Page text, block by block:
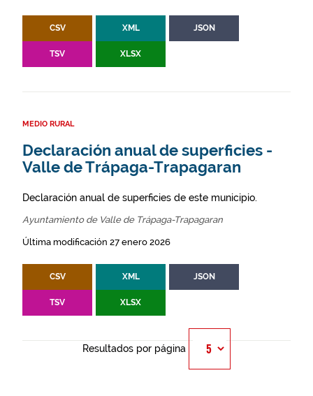
CSV XML JSON
TSV XLSX
MEDIO RURAL
Declaración anual de superficies -
Valle de Trápaga-Trapagaran
Declaración anual de superficies de este municipio.
Ayuntamiento de Valle de Trápaga-Trapagaran
Última modificación 27 enero 2026
CSV XML JSON
TSV XLSX
Resultados por página